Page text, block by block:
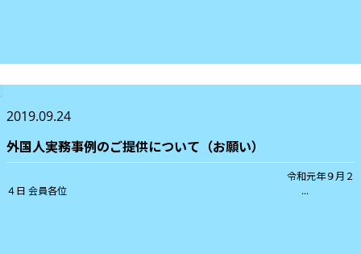
2019.09.24
外国人実務事例のご提供について（お願い）
令和元年９月２
４日 会員各位 ...